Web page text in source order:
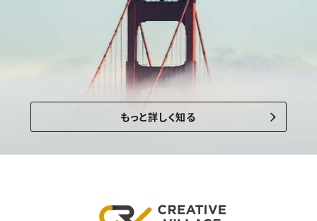
もっと詳しく知る